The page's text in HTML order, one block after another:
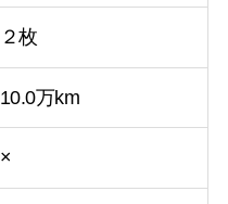
２枚
10.0万km
×